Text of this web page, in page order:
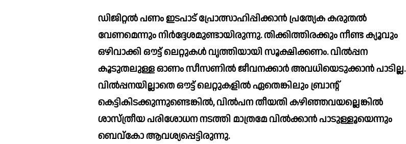
ഡിജിറ്റല്‍ പണം ഇടപാട് പ്രോത്സാഹിപ്പിക്കാന്‍ പ്രത്യേക കരുതല്‍
വേണമെന്നും നിര്‍ദ്ദേശമുണ്ടായിരുന്നു. തിക്കിത്തിരക്കും നീണ്ട ക്യൂവും
ഒഴിവാക്കി ഔട്ട് ലെറ്റുകള്‍ വൃത്തിയായി സൂക്ഷിക്കണം. വില്‍പ്പന
കൂടുതലുള്ള ഓണം സീസണില്‍ ജീവനക്കാര്‍ അവധിയെടുക്കാന്‍ പാടില്ല.
വില്‍പ്പനയില്ലാതെ ഔട്ട് ലെറ്റുകളില്‍ ഏതെങ്കിലും ബ്രാന്റ്
കെട്ടികിടക്കുന്നുണ്ടെങ്കില്‍, വില്‍പന തീയതി കഴിഞ്ഞവയല്ലെങ്കില്‍
ശാസ്ത്രീയ പരിശോധന നടത്തി മാത്രമേ വില്‍ക്കാന്‍ പാടുള്ളൂയെന്നും
ബെവ്‌കോ ആവശ്യപ്പെട്ടിരുന്നു.